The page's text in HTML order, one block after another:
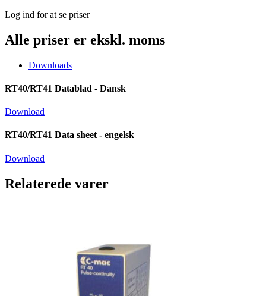
Log ind for at se priser
Alle priser er ekskl. moms
Downloads
RT40/RT41 Datablad - Dansk
Download
RT40/RT41 Data sheet - engelsk
Download
Relaterede varer